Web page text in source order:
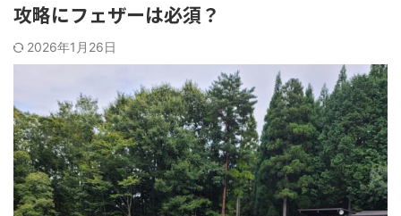
攻略にフェザーは必須？
2026年1月26日